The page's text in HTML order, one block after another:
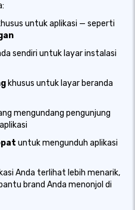
untuk aplikasi — seperti
sendiri untuk layar instalasi
khusus untuk layar beranda
mengundang pengunjung
untuk mengunduh aplikasi
Anda terlihat lebih menarik,
brand Anda menonjol di